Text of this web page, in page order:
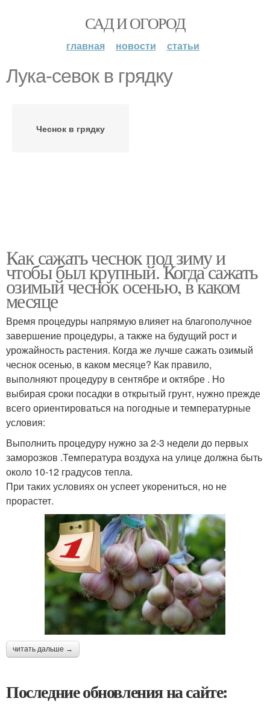
САД И ОГОРОД
главная новости статьи
Лука-севок в грядку
Чеснок в грядку
Как сажать чеснок под зиму и
чтобы был крупный. Когда сажать
озимый чеснок осенью, в каком
месяце
Время процедуры напрямую влияет на благополучное
завершение процедуры, а также на будущий рост и
урожайность растения. Когда же лучше сажать озимый
чеснок осенью, в каком месяце? Как правило,
выполняют процедуру в сентябре и октябре . Но
выбирая сроки посадки в открытый грунт, нужно прежде
всего ориентироваться на погодные и температурные
условия:
Выполнить процедуру нужно за 2-3 недели до первых
заморозков .Температура воздуха на улице должна быть
около 10-12 градусов тепла.
При таких условиях он успеет укорениться, но не
прорастет.
читать дальше →
Последние обновления на сайте: